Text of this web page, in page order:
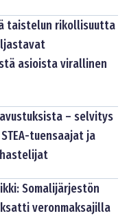
taistelun rikollisuutta
asioista virallinen
– selvitys
tuensaajat ja
Somalijärjestön
veronmaksajilla